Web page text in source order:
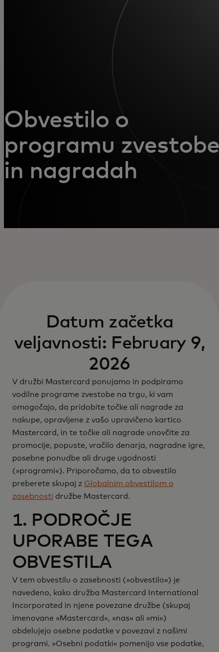
Za inovatorje
Novice in trendi
Obvestilo o
programu zvestobe
in nagradah
Datum začetka
veljavnosti: February 9,
2026
V družbi Mastercard ponujamo in podpiramo
vodilne programe zvestobe na trgu, ki vam
omogočajo, da pridobite točke ali nagrade za
nakupe, opravljene z vašo upravičeno kartico
Mastercard, in te točke ali nagrade unovčite za
promocije, popuste, vračilo denarja, nagradne igre,
posebne ponudbe ali druge ugodnosti
(»programi«). Priporočamo, da to obvestilo
preberete skupaj z Globalnim obvestilom o
zasebnosti družbe Mastercard.
1. PODROČJE
UPORABE TEGA
OBVESTILA
V tem obvestilu o zasebnosti (»obvestilo«) je
navedeno, kako družba Mastercard International
Incorporated in njene povezane družbe (skupaj
imenovane »Mastercard«, »nas« ali »mi«)
obdelujejo osebne podatke v povezavi z našimi
programi. »Osebni podatki« pomenijo vse podatke,